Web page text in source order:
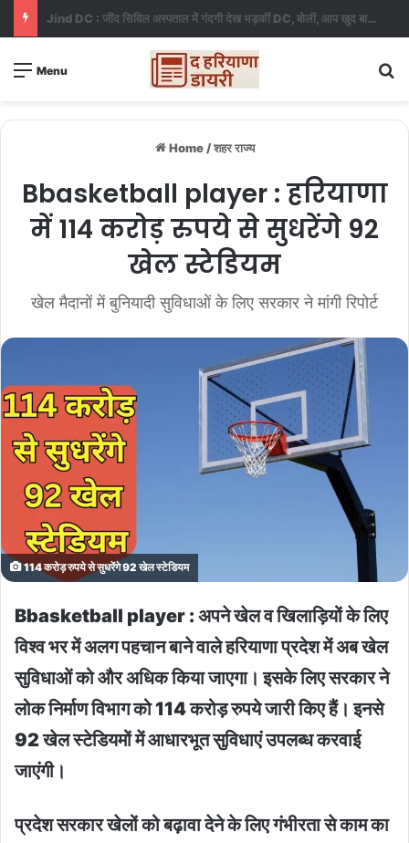
Haryana news : NCR री-ड्रॉइंग पर राजस्थान बना रोड़ा, जींद-करनाल नहीं होंगे बाहर
Menu
Home / शहर राज्य
Bbasketball player : हरियाणा
में 114 करोड़ रुपये से सुधरेंगे 92
खेल स्टेडियम
खेल मैदानों में बुनियादी सुविधाओं के लिए सरकार ने मांगी रिपोर्ट
114 करोड़ रुपये से सुधरेंगे 92 खेल स्टेडियम
Bbasketball player : अपने खेल व खिलाड़ियों के लिए
विश्व भर में अलग पहचान बाने वाले हरियाणा प्रदेश में अब खेल
सुविधाओं को और अधिक किया जाएगा। इसके लिए सरकार ने
लोक निर्माण विभाग को 114 करोड़ रुपये जारी किए हैं। इनसे
92 खेल स्टेडियमों में आधारभूत सुविधाएं उपलब्ध करवाई
जाएंगी।
प्रदेश सरकार खेलों को बढ़ावा देने के लिए गंभीरता से काम का